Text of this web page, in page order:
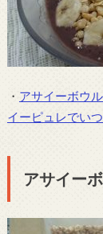
・ アサイーボウ
イーピュレでい
アサイー